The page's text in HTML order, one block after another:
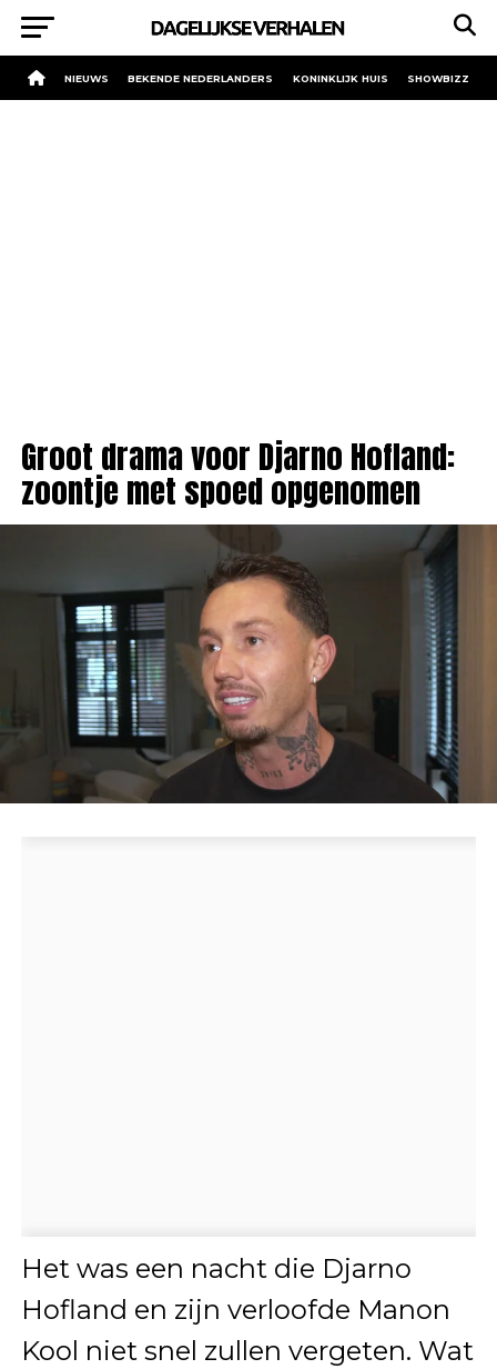
NIEUWS BEKENDE NEDERLANDERS KONINKLIJK HUIS SHOWBIZZ
Groot drama voor Djarno Hofland:
zoontje met spoed opgenomen
Het was een nacht die Djarno
Hofland en zijn verloofde Manon
Kool niet snel zullen vergeten. Wat